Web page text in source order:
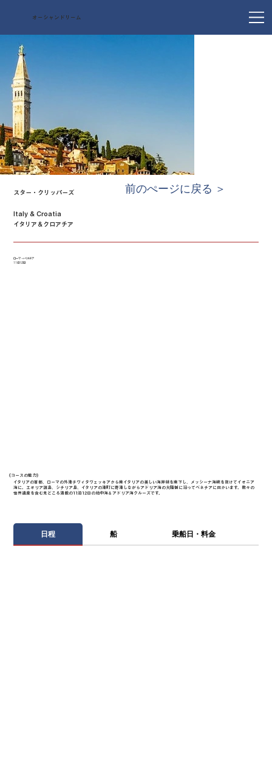
オーシャンドリーム
《​コースの魅力》
イタリアの首都、ローマの外港チヴィタヴェッキアから南イタリアの美しい海岸線を南下し、メッシーナ海峡を抜けてイオニア
海に。エオリア諸島、シチリア島、イタリアの港町に寄港しながらアドリア海の大陸側に沿ってベネチアに向かいます。数々の
世界遺産を含む見どころ満載の11泊12日の地中海＆アドリア海クルーズです。
日程 船 乗船日・料金
スター・クリッパーズ
Italy & Croatia
イタリア＆クロアチア
ローマ → ベネチア
11泊12日
前のぺージに戻る ＞